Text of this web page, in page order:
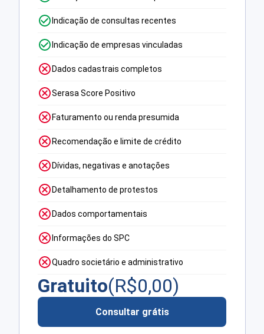
Indicação de consultas recentes
Indicação de empresas vinculadas
Dados cadastrais completos
Serasa Score Positivo
Faturamento ou renda presumida
Recomendação e limite de crédito
Dívidas, negativas e anotações
Detalhamento de protestos
Dados comportamentais
Informações do SPC
Quadro societário e administrativo
Gratuito(R$0,00)
Consultar grátis